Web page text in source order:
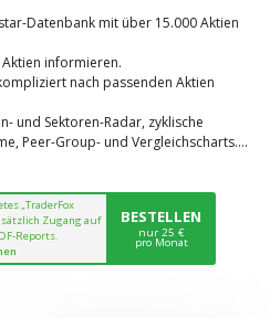
Datenbank mit über 15.000 Aktien
informieren.
nach passenden Aktien
und Sektoren-Radar, zyklische
Peer-Group- und Vergleichscharts....
„TraderFox
Zugang auf
Reports.
BESTELLEN
nur 25 €
pro Monat